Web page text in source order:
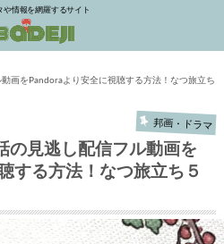
や情報を網羅するサイト
画をPandoraより安全に視聴する方法！なつ旅立ち
邦画・ドラマ
の見逃し配信フル動画を
する方法！なつ旅立ち５